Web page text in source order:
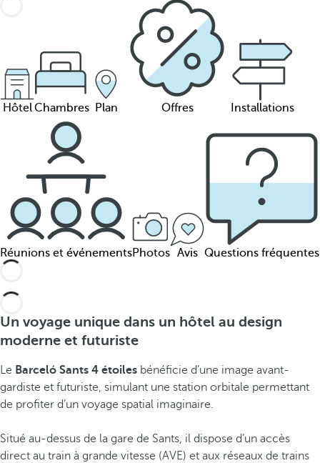
HôtelChambres Plan Offres Installations
Réunions et événementsPhotos Avis Questions fréquentes
Un voyage unique dans un hôtel au design
moderne et futuriste
Le Barceló Sants 4 étoiles bénéficie d’une image avant-
gardiste et futuriste, simulant une station orbitale permettant
de profiter d’un voyage spatial imaginaire.
Situé au-dessus de la gare de Sants, il dispose d’un accès
direct au train à grande vitesse (AVE) et aux réseaux de trains